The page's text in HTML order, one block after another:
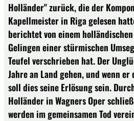
Holländer" zurück, die der
Kapellmeister in Riga gelesen
berichtet von einem
Gelingen einer stürmischen
Teufel verschrieben hat. Der
Jahre an Land gehen, und wenn
soll dies seine Erlösung sein.
Holländer in Wagners Oper
werden im gemeinsamen Tod